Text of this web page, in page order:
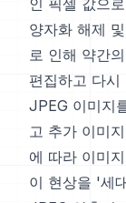
인 픽셀 값으
양자화 해제
로 인해 약간
편집하고 다
JPEG 이미지
고 추가 이미
에 따라 이미
이 현상을 '세